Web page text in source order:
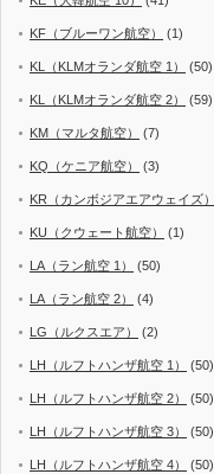
KF（ブルーワン航空） (1)
KL（KLMオランダ航空 1） (50)
KL（KLMオランダ航空 2） (59)
KM（マルタ航空） (7)
KQ（ケニア航空） (3)
KR（カンボジアエアウェイズ）
KU（クウェート航空） (1)
LA（ラン航空 1） (50)
LA（ラン航空 2） (4)
LG（ルクスエア） (2)
LH（ルフトハンザ航空 1） (50)
LH（ルフトハンザ航空 2） (50)
LH（ルフトハンザ航空 3） (50)
LH（ルフトハンザ航空 4） (50)